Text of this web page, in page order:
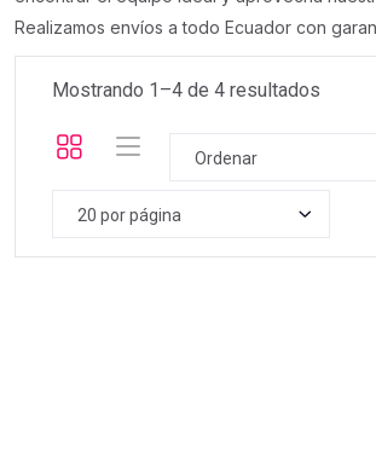
Realizamos envíos a todo Ecuador con
Mostrando 1–4 de 4 resultados
Ordenar
20 por página